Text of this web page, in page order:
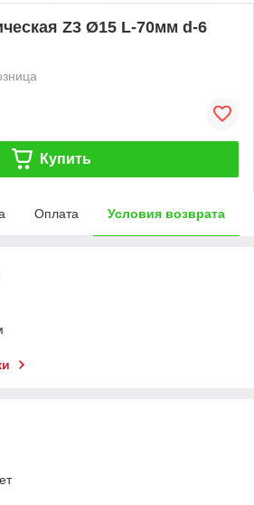
Z3 Ø15 L-70мм d-6
Купить
Оплата Условия возврата